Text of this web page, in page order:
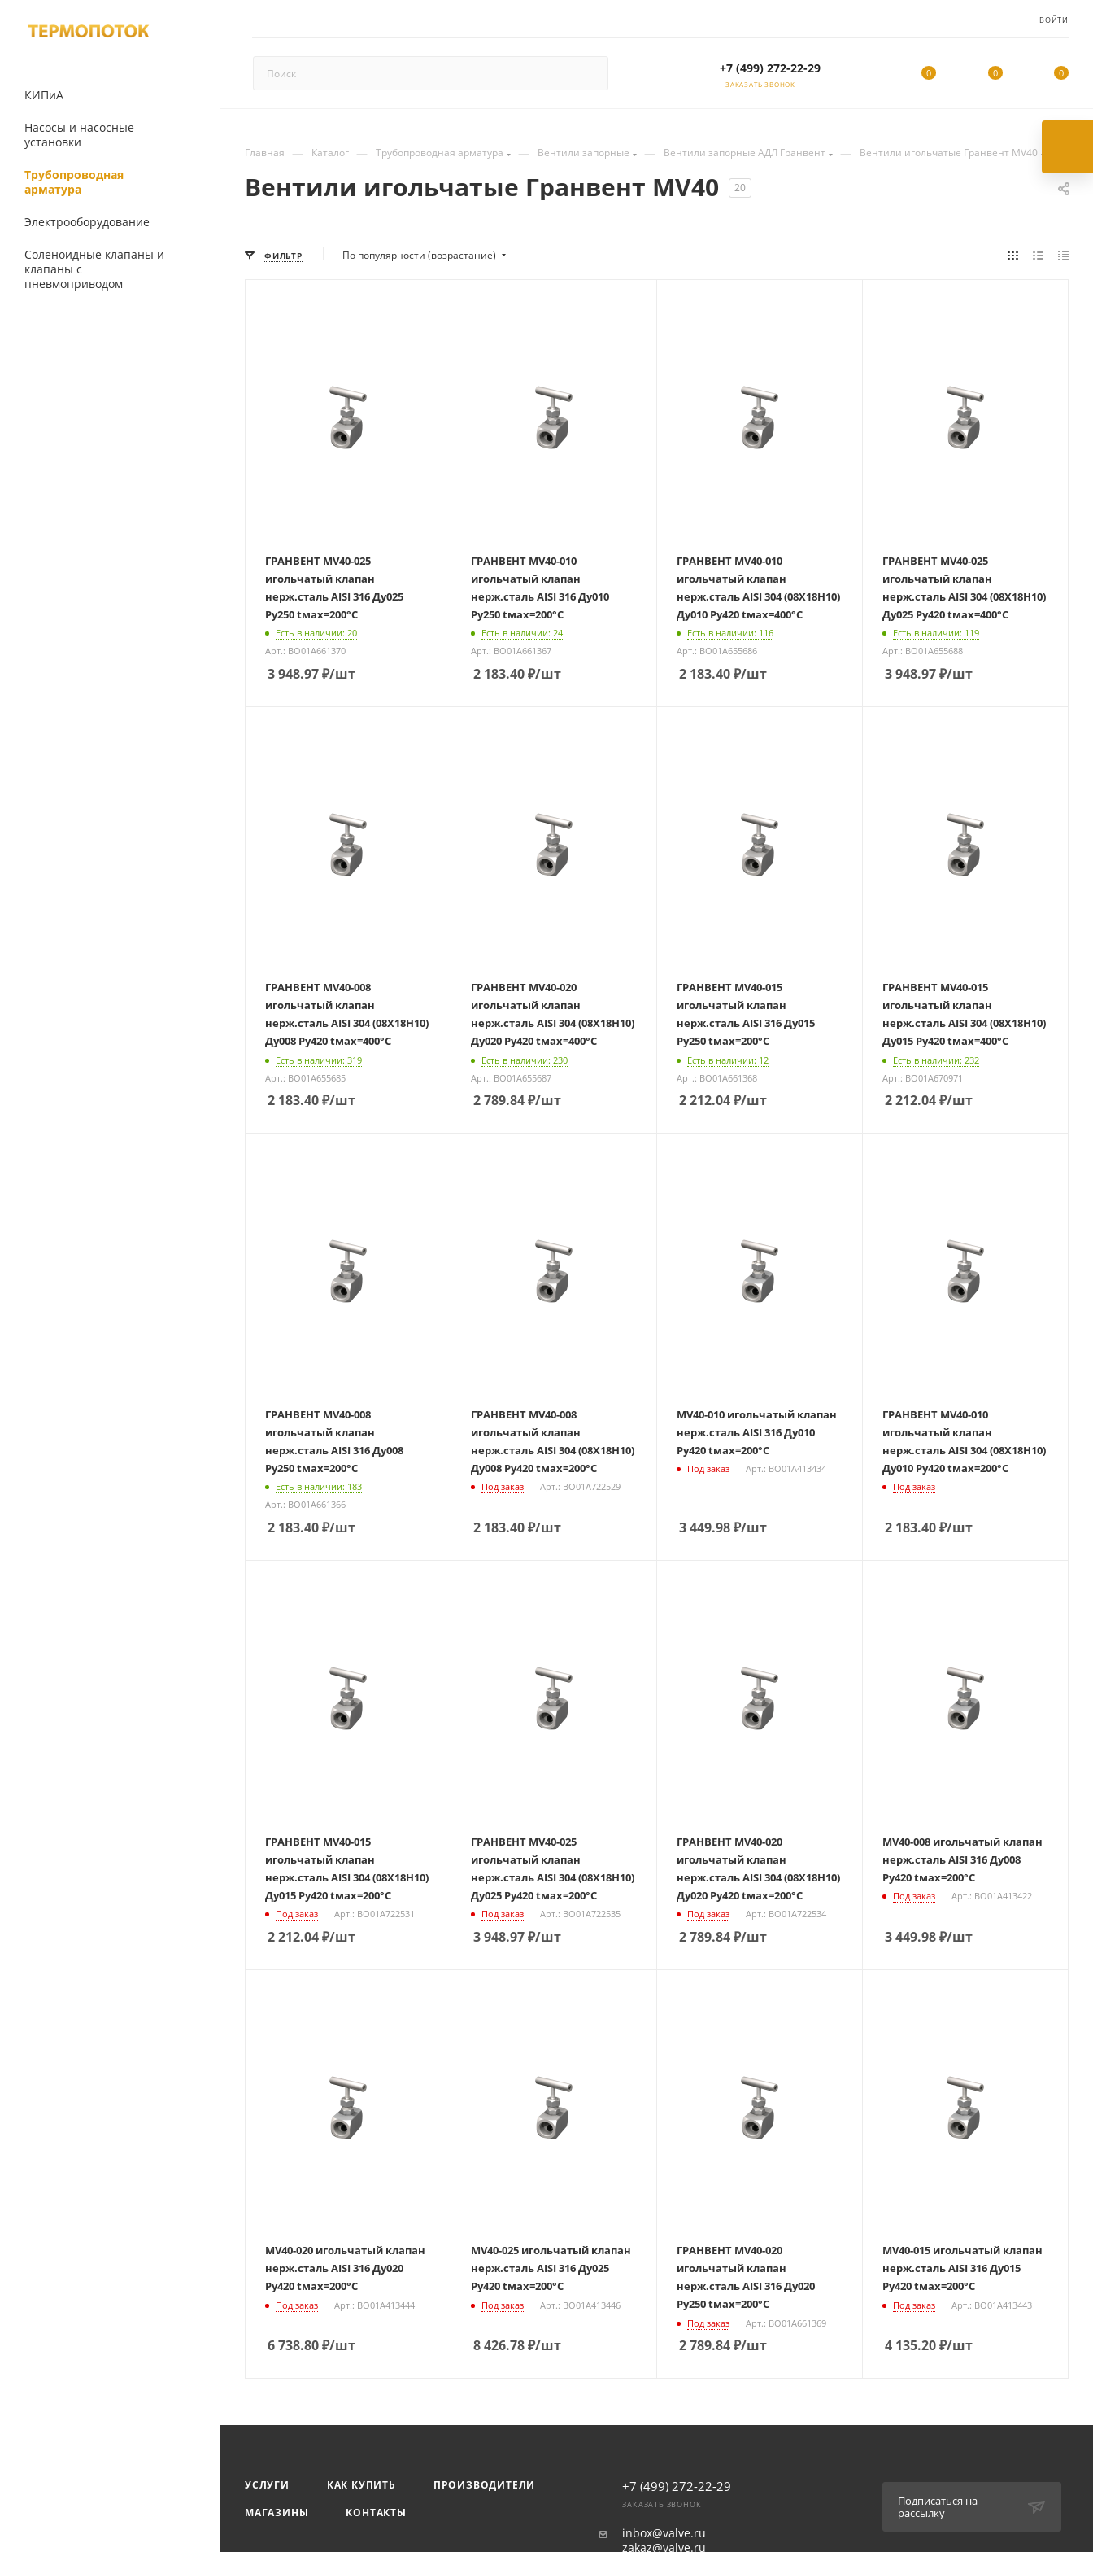
ВОЙТИ
+7 (499) 272-22-29
ЗАКАЗАТЬ ЗВОНОК
0 0 0
КИПиА
Насосы и насосные
установки
Трубопроводная
арматура
Электрооборудование
Соленоидные клапаны и
клапаны с
пневмоприводом
Главная — Каталог — Трубопроводная арматура — Вентили запорные — Вентили запорные АДЛ Гранвент — Вентили игольчатые Гранвент MV40
Вентили игольчатые Гранвент MV40 20
ФИЛЬТР По популярности (возрастание)
ГРАНВЕНТ MV40-025
игольчатый клапан
нерж.сталь AISI 316 Ду025
Ру250 tмах=200°С
Есть в наличии: 20
Арт.: BO01A661370
3 948.97₽/шт
ГРАНВЕНТ MV40-010
игольчатый клапан
нерж.сталь AISI 316 Ду010
Ру250 tмах=200°С
Есть в наличии: 24
Арт.: BO01A661367
2 183.40₽/шт
ГРАНВЕНТ MV40-010
игольчатый клапан
нерж.сталь AISI 304 (08Х18Н10)
Ду010 Ру420 tмах=400°С
Есть в наличии: 116
Арт.: BO01A655686
2 183.40₽/шт
ГРАНВЕНТ MV40-025
игольчатый клапан
нерж.сталь AISI 304 (08Х18Н10)
Ду025 Ру420 tмах=400°С
Есть в наличии: 119
Арт.: BO01A655688
3 948.97₽/шт
ГРАНВЕНТ MV40-008
игольчатый клапан
нерж.сталь AISI 304 (08Х18Н10)
Ду008 Ру420 tмах=400°С
Есть в наличии: 319
Арт.: BO01A655685
2 183.40₽/шт
ГРАНВЕНТ MV40-020
игольчатый клапан
нерж.сталь AISI 304 (08Х18Н10)
Ду020 Ру420 tмах=400°С
Есть в наличии: 230
Арт.: BO01A655687
2 789.84₽/шт
ГРАНВЕНТ MV40-015
игольчатый клапан
нерж.сталь AISI 316 Ду015
Ру250 tмах=200°С
Есть в наличии: 12
Арт.: BO01A661368
2 212.04₽/шт
ГРАНВЕНТ MV40-015
игольчатый клапан
нерж.сталь AISI 304 (08Х18Н10)
Ду015 Ру420 tмах=400°С
Есть в наличии: 232
Арт.: BO01A670971
2 212.04₽/шт
ГРАНВЕНТ MV40-008
игольчатый клапан
нерж.сталь AISI 316 Ду008
Ру250 tмах=200°С
Есть в наличии: 183
Арт.: BO01A661366
2 183.40₽/шт
ГРАНВЕНТ MV40-008
игольчатый клапан
нерж.сталь AISI 304 (08Х18Н10)
Ду008 Ру420 tмах=200°С
Под заказ Арт.: BO01A722529
2 183.40₽/шт
MV40-010 игольчатый клапан
нерж.сталь AISI 316 Ду010
Ру420 tмах=200°С
Под заказ Арт.: BO01A413434
3 449.98₽/шт
ГРАНВЕНТ MV40-010
игольчатый клапан
нерж.сталь AISI 304 (08Х18Н10)
Ду010 Ру420 tмах=200°С
Под заказ
2 183.40₽/шт
ГРАНВЕНТ MV40-015
игольчатый клапан
нерж.сталь AISI 304 (08Х18Н10)
Ду015 Ру420 tмах=200°С
Под заказ Арт.: BO01A722531
2 212.04₽/шт
ГРАНВЕНТ MV40-025
игольчатый клапан
нерж.сталь AISI 304 (08Х18Н10)
Ду025 Ру420 tмах=200°С
Под заказ Арт.: BO01A722535
3 948.97₽/шт
ГРАНВЕНТ MV40-020
игольчатый клапан
нерж.сталь AISI 304 (08Х18Н10)
Ду020 Ру420 tмах=200°С
Под заказ Арт.: BO01A722534
2 789.84₽/шт
MV40-008 игольчатый клапан
нерж.сталь AISI 316 Ду008
Ру420 tмах=200°С
Под заказ Арт.: BO01A413422
3 449.98₽/шт
MV40-020 игольчатый клапан
нерж.сталь AISI 316 Ду020
Ру420 tмах=200°С
Под заказ Арт.: BO01A413444
6 738.80₽/шт
MV40-025 игольчатый клапан
нерж.сталь AISI 316 Ду025
Ру420 tмах=200°С
Под заказ Арт.: BO01A413446
8 426.78₽/шт
ГРАНВЕНТ MV40-020
игольчатый клапан
нерж.сталь AISI 316 Ду020
Ру250 tмах=200°С
Под заказ Арт.: BO01A661369
2 789.84₽/шт
MV40-015 игольчатый клапан
нерж.сталь AISI 316 Ду015
Ру420 tмах=200°С
Под заказ Арт.: BO01A413443
4 135.20₽/шт
УСЛУГИ КАК КУПИТЬ
ПРОИЗВОДИТЕЛИ
МАГАЗИНЫ
КОНТАКТЫ
+7 (499) 272-22-29
ЗАКАЗАТЬ ЗВОНОК
inbox@valve.ru
zakaz@valve.ru
Подписаться на
рассылку